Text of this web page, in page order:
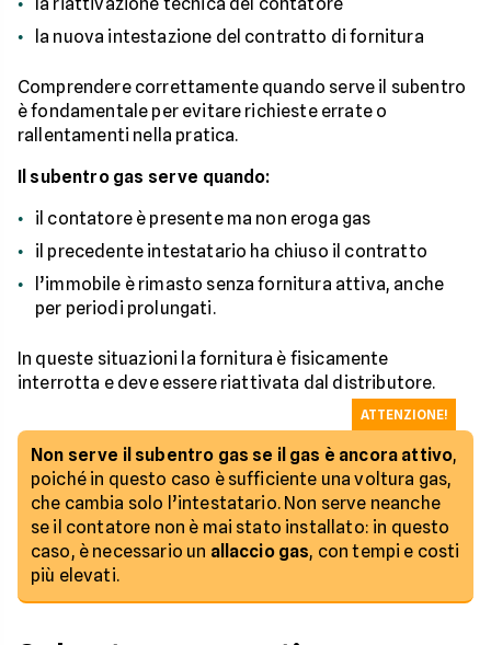
la nuova intestazione del contratto di fornitura
Comprendere correttamente quando serve il subentro
è fondamentale per evitare richieste errate o
rallentamenti nella pratica.
Il subentro gas serve quando:
il contatore è presente ma non eroga gas
il precedente intestatario ha chiuso il contratto
l’immobile è rimasto senza fornitura attiva, anche
per periodi prolungati.
In queste situazioni la fornitura è fisicamente
interrotta e deve essere riattivata dal distributore.
Non serve il subentro gas se il gas è ancora attivo,
poiché in questo caso è sufficiente una voltura gas,
che cambia solo l’intestatario. Non serve neanche
se il contatore non è mai stato installato: in questo
caso, è necessario un allaccio gas, con tempi e costi
più elevati.
ATTENZIONE!